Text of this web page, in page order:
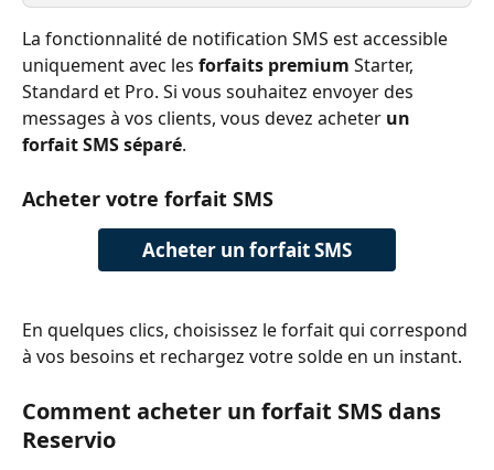
La fonctionnalité de notification SMS est accessible
uniquement avec les forfaits premium Starter,
Standard et Pro. Si vous souhaitez envoyer des
messages à vos clients, vous devez acheter un
forfait SMS séparé.
Acheter votre forfait SMS
Acheter un forfait SMS
En quelques clics, choisissez le forfait qui correspond
à vos besoins et rechargez votre solde en un instant.
Comment acheter un forfait SMS dans
Reservio